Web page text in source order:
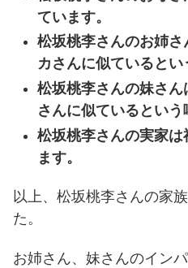
ています。
松坂桃李さんのお姉さ
カさんに似ているとい
松坂桃李さんの妹さ
さんに似ているという
松坂桃李さんの実家
ます。
以上、松坂桃李さんの家
た。
お姉さん、妹さんのイン